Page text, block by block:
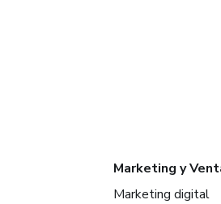
Marketing y
Marketing digital